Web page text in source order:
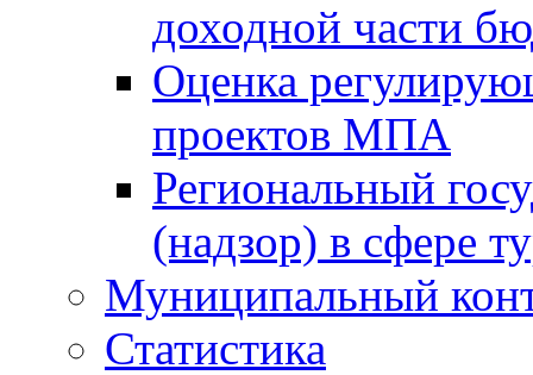
доходной части
Оценка
проектов МПА
Региональный
(надзор) в сфере
Муниципальный
Статистика